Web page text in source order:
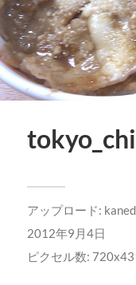
アップロード:
2012年9月4日
ピクセル数: